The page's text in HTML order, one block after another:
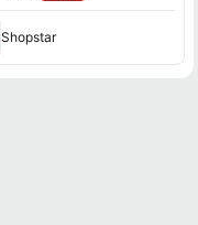
Shopstar